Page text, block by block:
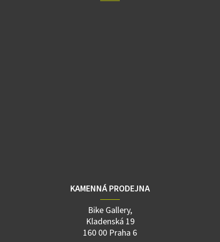
KAMENNÁ PRODEJNA
Bike Gallery,
Kladenská 19
160 00 Praha 6